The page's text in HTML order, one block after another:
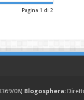
Pagina 1 di 2
08) Blogosphera: